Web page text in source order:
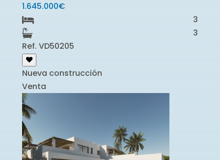
1.645.000€
3
3
Ref. VD50205
Nueva construcción
Venta